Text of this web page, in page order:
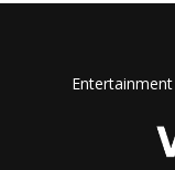
Entertainment